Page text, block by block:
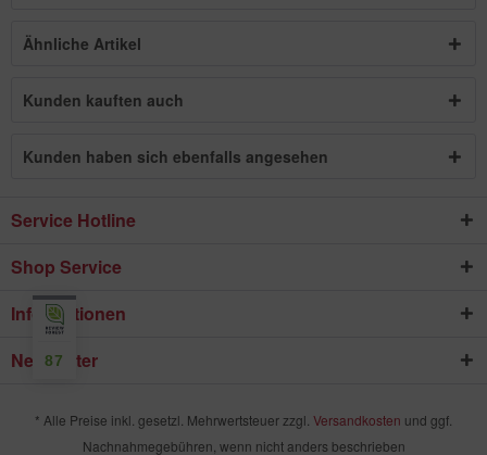
Ähnliche Artikel
Kunden kauften auch
Kunden haben sich ebenfalls angesehen
Service Hotline
Shop Service
Informationen
Newsletter
* Alle Preise inkl. gesetzl. Mehrwertsteuer zzgl. Versandkosten und ggf.
Nachnahmegebühren, wenn nicht anders beschrieben
87